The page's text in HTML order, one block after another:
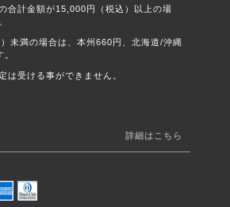
合計金額が15,000円（税込）以上の場
未満の場合は、本州660円、北海道/沖縄
は受ける事ができません。
詳細はこちら